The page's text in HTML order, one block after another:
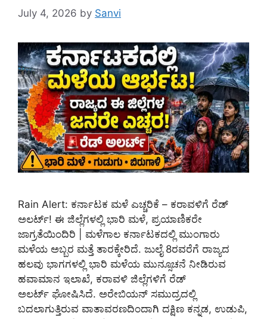
July 4, 2026 by Sanvi
Rain Alert: ಕರ್ನಾಟಕ ಮಳೆ ಎಚ್ಚರಿಕೆ – ಕರಾವಳಿಗೆ ರೆಡ್
ಅಲರ್ಟ್! ಈ ಜಿಲ್ಲೆಗಳಲ್ಲಿ ಭಾರಿ ಮಳೆ, ಪ್ರಯಾಣಿಕರೇ
ಜಾಗ್ರತೆಯಿಂದಿರಿ | ಮಳೆಗಾಲ ಕರ್ನಾಟಕದಲ್ಲಿ ಮುಂಗಾರು
ಮಳೆಯ ಅಬ್ಬರ ಮತ್ತೆ ತಾರಕ್ಕೇರಿದೆ. ಜುಲೈ 8ರವರೆಗೆ ರಾಜ್ಯದ
ಹಲವು ಭಾಗಗಳಲ್ಲಿ ಭಾರಿ ಮಳೆಯ ಮುನ್ಸೂಚನೆ ನೀಡಿರುವ
ಹವಾಮಾನ ಇಲಾಖೆ, ಕರಾವಳಿ ಜಿಲ್ಲೆಗಳಿಗೆ ರೆಡ್
ಅಲರ್ಟ್ ಘೋಷಿಸಿದೆ. ಅರೇಬಿಯನ್ ಸಮುದ್ರದಲ್ಲಿ
ಬದಲಾಗುತ್ತಿರುವ ವಾತಾವರಣದಿಂದಾಗಿ ದಕ್ಷಿಣ ಕನ್ನಡ, ಉಡುಪಿ,